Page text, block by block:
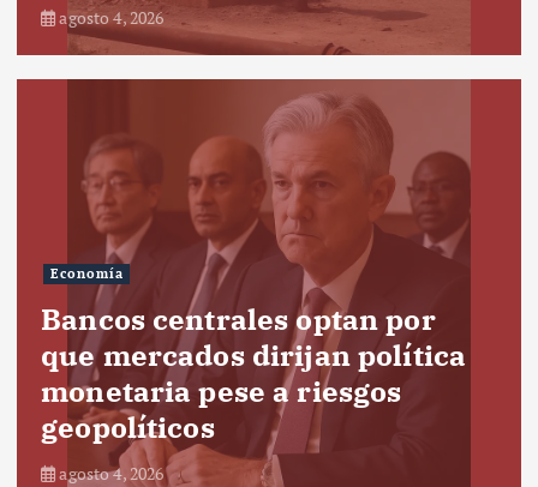
agosto 4, 2026
Economía
Bancos centrales optan por
que mercados dirijan política
monetaria pese a riesgos
geopolíticos
agosto 4, 2026